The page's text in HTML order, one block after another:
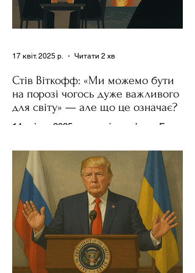
Стів Віткофф: «Ми можемо бути
на порозі чогось дуже важливого
для світу» — але що це означає?
14 квітня 2025 року , в інтерв’ю на Fox
Трампа та бізнесмен Стів Віткофф
поділився враженнями після...
17 квіт. 2025 р. Читати 2 хв